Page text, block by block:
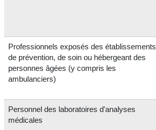
Professionnels exposés des établissements
de prévention, de soin ou hébergeant des
personnes âgées (y compris les
ambulanciers)
Personnel des laboratoires d'analyses
médicales